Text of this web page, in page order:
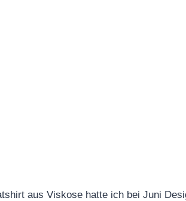
aus Viskose hatte ich bei Juni